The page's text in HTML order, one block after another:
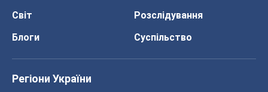
Світ
Розслідування
Блоги
Суспільство
Регіони України